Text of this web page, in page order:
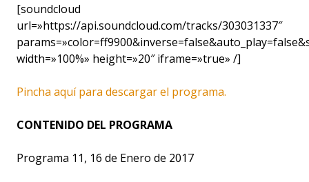
[soundcloud
url=»https://api.soundcloud.com/tracks/303031337″
width=»100%» height=»20″ iframe=»true» /]
Pincha aquí para descargar el programa.
CONTENIDO DEL PROGRAMA
Programa 11, 16 de Enero de 2017